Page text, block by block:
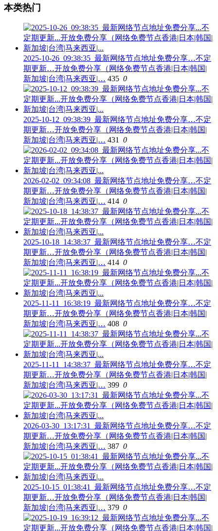
本类热门
2025-10-26_09:38:35_最新网络节点地址免费分享…不定
期更新…开放免费分享（网络免费节点香港|日本|韩国|
新加坡|台湾|马来西亚|… 435 0
2025-10-12_09:38:39_最新网络节点地址免费分享…不定
期更新…开放免费分享（网络免费节点香港|日本|韩国|
新加坡|台湾|马来西亚|… 431 0
2026-02-02_09:34:08_最新网络节点地址免费分享…不定
期更新…开放免费分享（网络免费节点香港|日本|韩国|
新加坡|台湾|马来西亚|… 414 0
2025-10-18_14:38:37_最新网络节点地址免费分享…不定
期更新…开放免费分享（网络免费节点香港|日本|韩国|
新加坡|台湾|马来西亚|… 414 0
2025-11-11_16:38:19_最新网络节点地址免费分享…不定
期更新…开放免费分享（网络免费节点香港|日本|韩国|
新加坡|台湾|马来西亚|… 408 0
2025-11-11_14:38:37_最新网络节点地址免费分享…不定
期更新…开放免费分享（网络免费节点香港|日本|韩国|
新加坡|台湾|马来西亚|… 399 0
2026-03-30_13:17:31_最新网络节点地址免费分享…不定
期更新…开放免费分享（网络免费节点香港|日本|韩国|
新加坡|台湾|马来西亚|… 387 0
2025-10-15_01:38:41_最新网络节点地址免费分享…不定
期更新…开放免费分享（网络免费节点香港|日本|韩国|
新加坡|台湾|马来西亚|… 379 0